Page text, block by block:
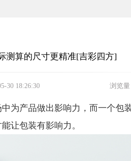
测算的尺寸更精准[吉彩四方]
30 18:26:30 浏览量
为产品做出影响力，而一个包
让包装有影响力。